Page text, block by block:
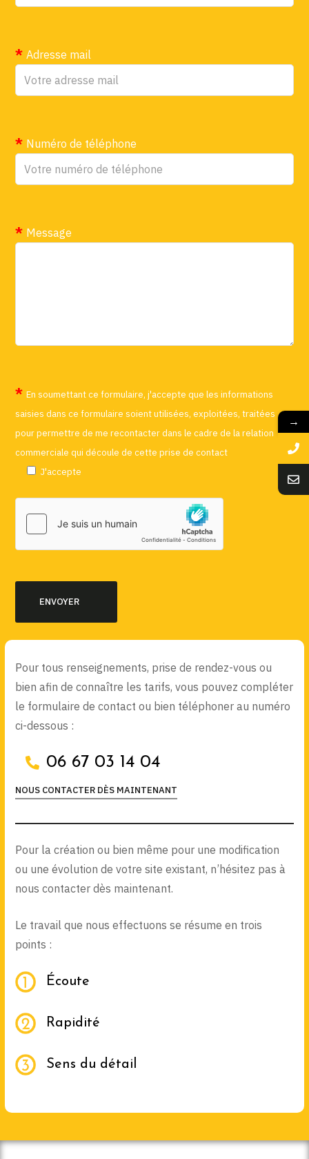
Adresse mail
Numéro de téléphone
Message
En soumettant ce formulaire, j'accepte que les informations
saisies dans ce formulaire soient utilisées, exploitées, traitées
pour permettre de me recontacter dans le cadre de la relation
commerciale qui découle de cette prise de contact
J'accepte
Pour tous renseignements, prise de rendez-vous ou
bien afin de connaître les tarifs, vous pouvez compléter
le formulaire de contact ou bien téléphoner au numéro
ci-dessous :
06 67 03 14 04
NOUS CONTACTER DÈS MAINTENANT
Pour la création ou bien même pour une modification
ou une évolution de votre site existant, n’hésitez pas à
nous contacter dès maintenant.
Le travail que nous effectuons se résume en trois
points :
Écoute
Rapidité
Sens du détail
→